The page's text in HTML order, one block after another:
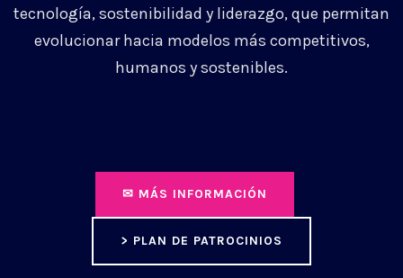
tecnología, sostenibilidad y liderazgo, que permitan
evolucionar hacia modelos más competitivos,
humanos y sostenibles.
✉ MÁS INFORMACIÓN
> PLAN DE PATROCINIOS